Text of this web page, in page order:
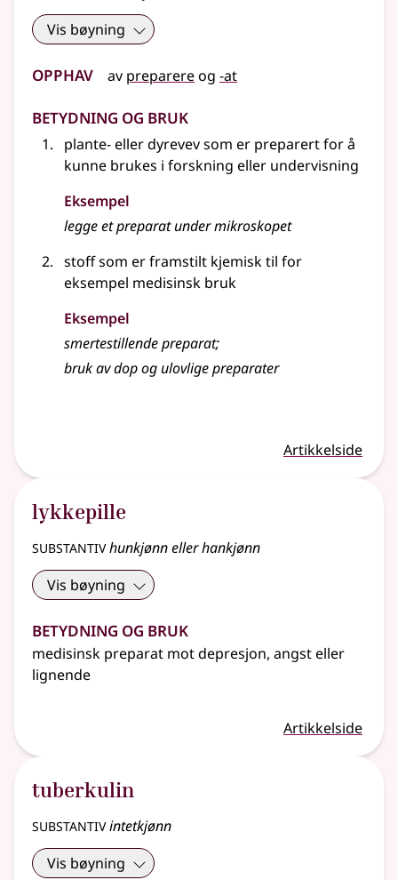
Vis bøyning
Opphav av preparereog -at
Betydning og bruk
plante-ellerdyrevev som er preparert for å
kunne brukes i forskning eller undervisning
Eksempel
legge etpreparatunder mikroskopet
stoff som er framstilt kjemisk til for
eksempel medisinsk bruk
Eksempel
smertestillende preparat;
bruk av dop og ulovlige preparater
Artikkelside
lykkepille
substantivhunkjønn eller hankjønn
Vis bøyning
Betydning og bruk
medisinsk preparat mot depresjon, angsteller
lignende
Artikkelside
tuberkulin
substantivintetkjønn
Vis bøyning